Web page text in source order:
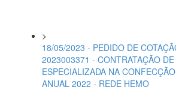
>
18/05/2023 - PEDIDO DE
2023003371 - CONTRATAÇÃO
ESPECIALIZADA NA
ANUAL 2022 - REDE HEMO